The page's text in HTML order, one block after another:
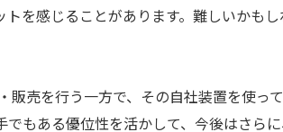
を感じることがあります。難しいかも
販売を行う一方で、その自社装置を使っ
もある優位性を活かして、今後はさら